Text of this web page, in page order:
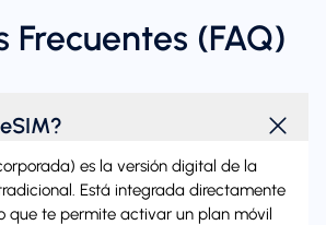
Frecuentes (FAQ)
es la versión digital de la
Está integrada directamente
que te permite activar un plan móvil